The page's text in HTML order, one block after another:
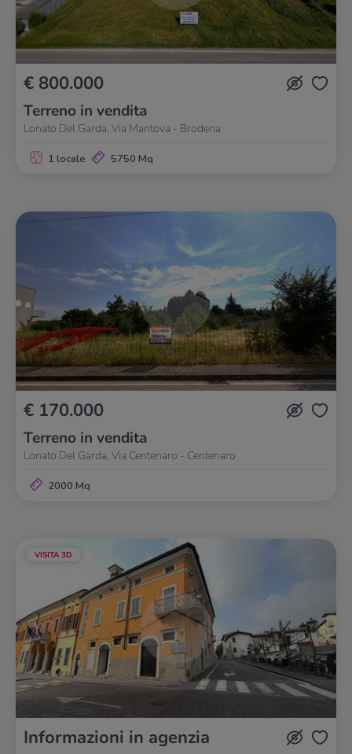
€ 800.000
Terreno in vendita
Lonato Del Garda, Via Mantova - Brodena
1 locale 5750 Mq
€ 170.000
Terreno in vendita
Lonato Del Garda, Via Centenaro - Centenaro
2000 Mq
VISITA 3D
Informazioni in agenzia